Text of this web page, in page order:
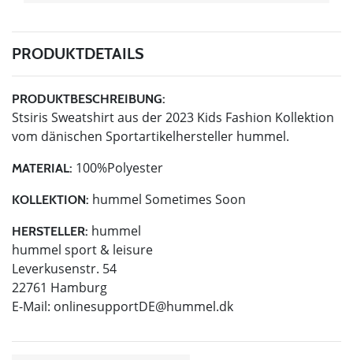
PRODUKTDETAILS
PRODUKTBESCHREIBUNG:
Stsiris Sweatshirt aus der 2023 Kids Fashion Kollektion
vom dänischen Sportartikelhersteller hummel.
MATERIAL: 100%Polyester
KOLLEKTION: hummel Sometimes Soon
HERSTELLER: hummel
hummel sport & leisure
Leverkusenstr. 54
22761 Hamburg
E-Mail: onlinesupportDE@hummel.dk